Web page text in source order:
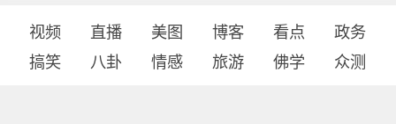
视频 直播 美图 博客 看点
政务
搞笑
八卦 情感 旅游 佛学 众测